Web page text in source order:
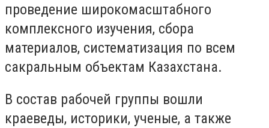
проведение широкомасштабного
комплексного изучения, сбора
материалов, систематизация по всем
сакральным объектам Казахстана.
В состав рабочей группы вошли
краеведы, историки, ученые, а также